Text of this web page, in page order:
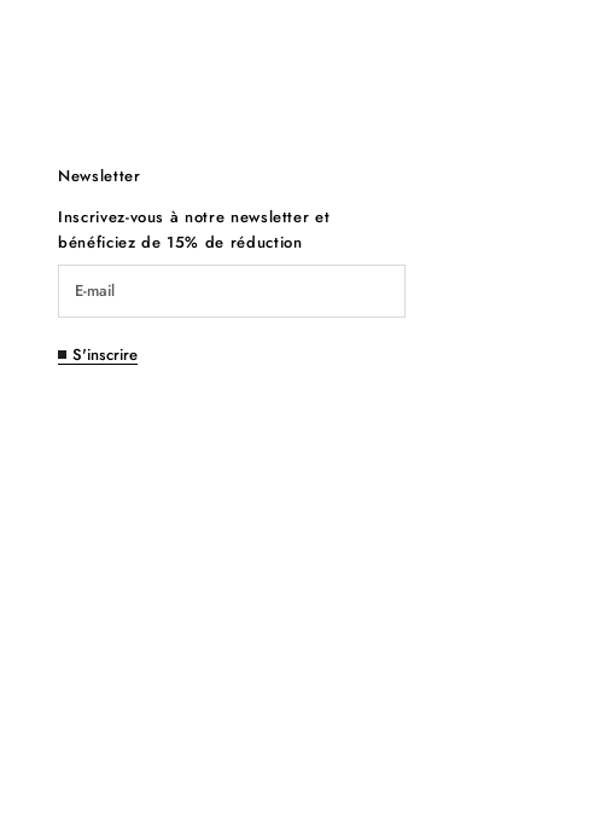
Newsletter
Inscrivez-vous à notre newsletter et
bénéficiez de 15% de réduction
S'inscrire